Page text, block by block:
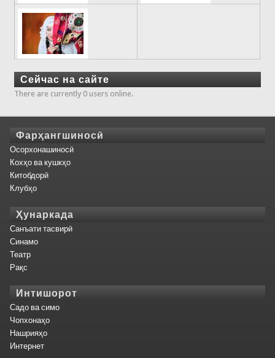
Сейчас на сайте
There are currently 0 users online.
Фарҳангшиносӣ
Осорхонашиносӣ
Кохҳо ва кушкҳо
Китобдорӣ
Клубҳо
Ҳунаркада
Санъати тасвирӣ
Синамо
Театр
Рақс
Интишорот
Садо ва симо
Чопхонаҳо
Нашрияҳо
Интернет